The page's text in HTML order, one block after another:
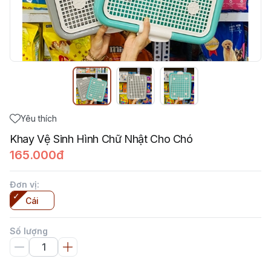
Yêu thích
Khay Vệ Sinh Hình Chữ Nhật Cho Chó
165.000đ
Đơn vị:
Cái
Số lượng